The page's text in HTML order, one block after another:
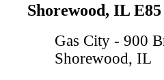
Shorewood, IL
Gas City - 900
Shorewood, IL